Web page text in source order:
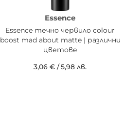
Essence
Essence течно червило colour
boost mad about matte | различни
цветове
3,06 € /5,98 лв.